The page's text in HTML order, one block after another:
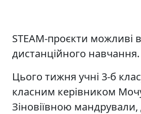
STEAM-проєкти можливі
дистанційного навчання.
Цього тижня учні 3-б
класним керівником
Зіновіївною